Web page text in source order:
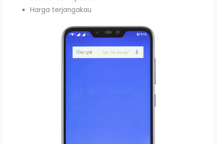
Harga terjangakau